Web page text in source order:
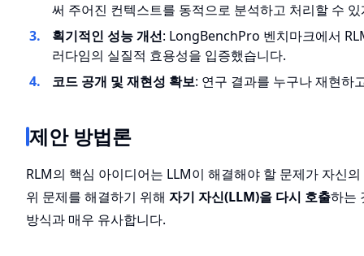
써 주어진 컨텍스트를 동적으로 분석하고 처리할 수
획기적인 성능 개선: LongBenchPro 벤치마크에서
러다임의 실질적 효용성을 입증했습니다.
코드 공개 및 재현성 확보: 연구 결과를 누구나 재현하
제안 방법론
RLM의 핵심 아이디어는 LLM이 해결해야 할 문제가 자신
위 문제를 해결하기 위해 자기 자신(LLM)을 다시 호출하는
방식과 매우 유사합니다.